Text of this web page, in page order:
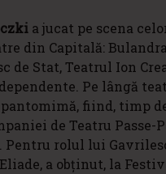
a jucat pe scena
din Capitală:
de Stat, Teatrul Ion
Pe lângă
fiind, timp
de Teatru Passe-
Pentru rolul lui
a obținut, la